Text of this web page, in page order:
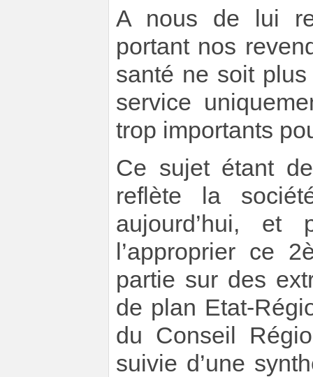
A nous de lui
portant nos
santé ne soit
service
trop importants
Ce sujet étant
reflète la
aujourd’hui,
l’approprier ce
partie sur des
de plan Etat-
du Conseil
suivie d’une